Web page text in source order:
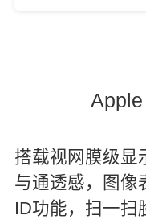
搭载视网膜级显
与通透感，图像
ID功能，扫一扫